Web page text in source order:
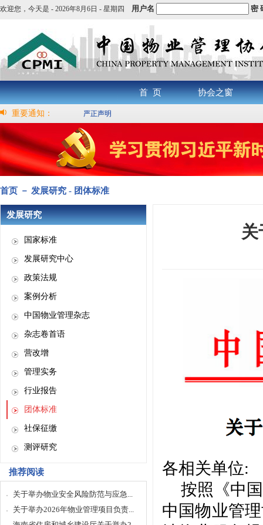
欢迎您， 今天是 - 2026年8月6日 - 星期四 用户名 密
首 页 协会之窗
重要通知： 严正声明
首页 － 发展研究 - 团体标准
发展研究
国家标准
发展研究中心
政策法规
案例分析
中国物业管理杂志
杂志卷首语
营改增
管理实务
行业报告
团体标准
社保征缴
测评研究
推荐阅读
关于举办物业安全风险防范与应急...
关于举办2026年物业管理项目负责...
关
各相关单位:
按照《中
中国物业管